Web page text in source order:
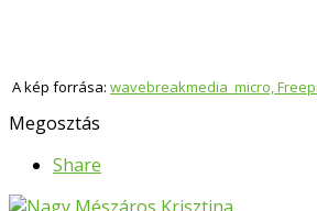
A kép forrása: wavebreakmedia_micro,
Megosztás
Share